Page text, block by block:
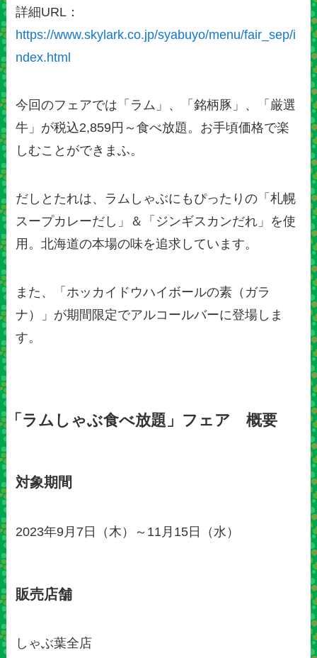
詳細URL：
https://www.skylark.co.jp/syabuyo/menu/fair_sep/i
ndex.html
今回のフェアでは「ラム」、「銘柄豚」、「厳選
牛」が税込2,859円～食べ放題。お手頃価格で楽
しむことができまふ。
だしとたれは、ラムしゃぶにもぴったりの「札幌
スープカレーだし」＆「ジンギスカンだれ」を使
用。北海道の本場の味を追求しています。
また、「ホッカイドウハイボールの素（ガラ
ナ）」が期間限定でアルコールバーに登場しま
す。
「ラムしゃぶ食べ放題」フェア 概要
対象期間
2023年9月7日（木）～11月15日（水）
販売店舗
しゃぶ葉全店